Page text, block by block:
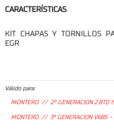
CARACTERÍSTICAS
KIT CHAPAS Y TORNILLOS
EGR
Válido para:
MONTERO // 2ª GENERACION
MONTERO // 3ª GENERACION